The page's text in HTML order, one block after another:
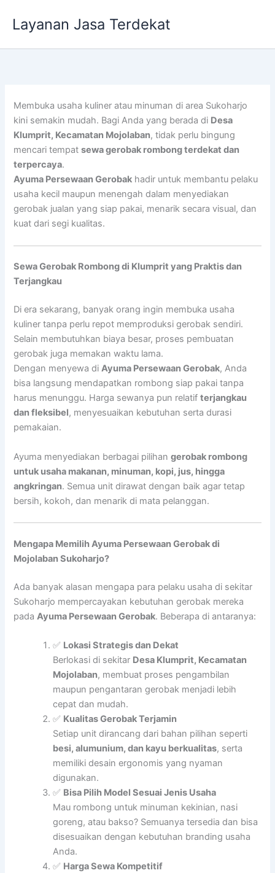
Layanan Jasa Terdekat
Membuka usaha kuliner atau minuman di area Sukoharjo
kini semakin mudah. Bagi Anda yang berada di Desa
Klumprit, Kecamatan Mojolaban, tidak perlu bingung
mencari tempatsewa gerobak rombong terdekat dan
terpercaya.
Ayuma Persewaan Gerobak hadir untuk membantu pelaku
usaha kecil maupun menengah dalam menyediakan
gerobak jualan yang siap pakai, menarik secara visual, dan
kuat dari segi kualitas.
Sewa Gerobak Rombong di Klumprit yang Praktis dan
Terjangkau
Di era sekarang, banyak orang ingin membuka usaha
kuliner tanpa perlu repot memproduksi gerobak sendiri.
Selain membutuhkan biaya besar, proses pembuatan
gerobak juga memakan waktu lama.
Dengan menyewa diAyuma Persewaan Gerobak, Anda
bisa langsung mendapatkan rombong siap pakai tanpa
harus menunggu. Harga sewanya pun relatifterjangkau
dan fleksibel, menyesuaikan kebutuhan serta durasi
pemakaian.
Ayuma menyediakan berbagai pilihangerobak rombong
untuk usaha makanan, minuman, kopi, jus, hingga
angkringan. Semua unit dirawat dengan baik agar tetap
bersih, kokoh, dan menarik di mata pelanggan.
Mengapa Memilih Ayuma Persewaan Gerobak di
Mojolaban Sukoharjo?
Ada banyak alasan mengapa para pelaku usaha di sekitar
Sukoharjo mempercayakan kebutuhan gerobak mereka
padaAyuma Persewaan Gerobak. Beberapa di antaranya:
✅ Lokasi Strategis dan Dekat
Berlokasi di sekitar Desa Klumprit, Kecamatan
Mojolaban, membuat proses pengambilan
maupun pengantaran gerobak menjadi lebih
cepat dan mudah.
✅ Kualitas Gerobak Terjamin
Setiap unit dirancang dari bahan pilihan seperti
besi, alumunium, dan kayu berkualitas, serta
memiliki desain ergonomis yang nyaman
digunakan.
✅ Bisa Pilih Model Sesuai Jenis Usaha
Mau rombong untuk minuman kekinian, nasi
goreng, atau bakso? Semuanya tersedia dan bisa
disesuaikan dengan kebutuhan branding usaha
Anda.
✅ Harga Sewa Kompetitif